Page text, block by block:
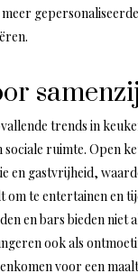
trends in
sociale ruimte. Open
en gastvrijheid,
te entertainen en
en bars bieden niet
ook als
voor een